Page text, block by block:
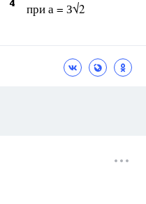
при а = З√2